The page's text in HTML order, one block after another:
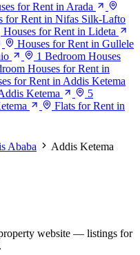
for Rent in Arada
for Rent in Nifas Silk-Lafto
Houses for Rent in Lideta
Houses for Rent in Gullele
1 Bedroom Houses
Houses for Rent in
for Rent in Addis Ketema
Ketema
5
Flats for Rent in
Ababa Addis Ketema
website — listings for